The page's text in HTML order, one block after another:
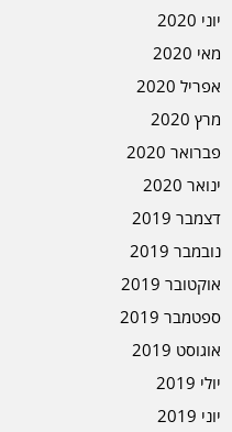
יוני 2020
מאי 2020
אפריל 2020
מרץ 2020
פברואר 2020
ינואר 2020
דצמבר 2019
נובמבר 2019
אוקטובר 2019
ספטמבר 2019
אוגוסט 2019
יולי 2019
יוני 2019